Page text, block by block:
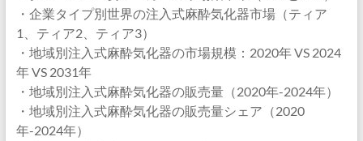
・企業タイプ別世界の注入式麻酔気化器市場（ティア
1、ティア2、ティア3）
・地域別注入式麻酔気化器の市場規模：2020年 VS 2024
年 VS 2031年
・地域別注入式麻酔気化器の販売量（2020年-2024年）
・地域別注入式麻酔気化器の販売量シェア（2020
年-2024年）